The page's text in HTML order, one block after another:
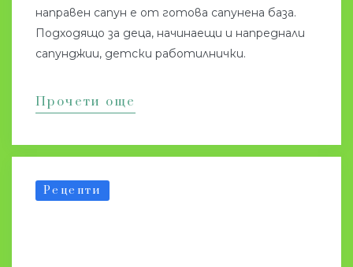
направен сапун е от готова сапунена база.
Подходящо за деца, начинаещи и напреднали
сапунджии, детски работилнички.
Прочети още
Рецепти